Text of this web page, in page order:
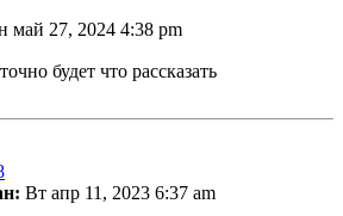
май 27, 2024 4:38 pm
будет что рассказать
Вт апр 11, 2023 6:37 am